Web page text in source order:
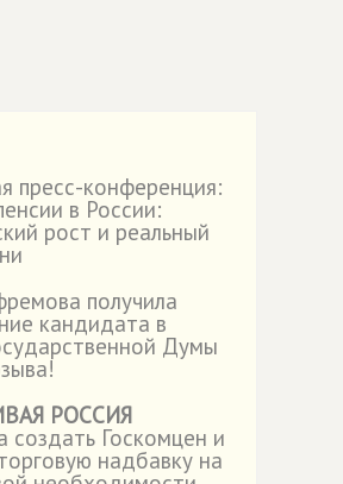
пресс-конференция:
в России:
рост и реальный
получила
кандидата в
Думы
РОССИЯ
создать Госкомцен и
надбавку на